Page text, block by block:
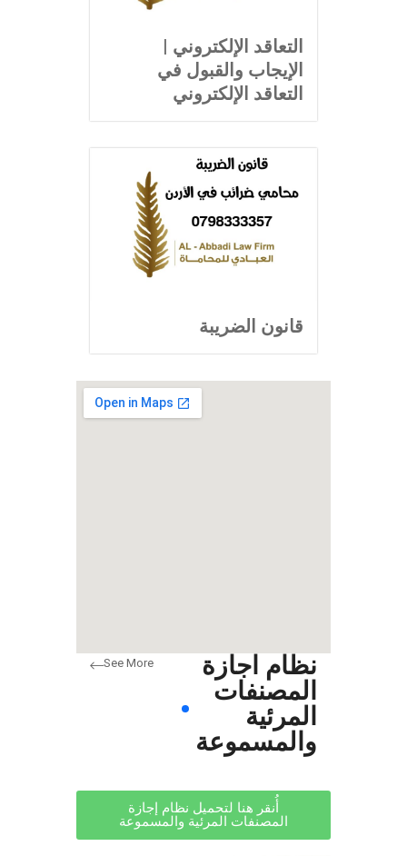
التعاقد الإلكتروني |
الإيجاب والقبول في
التعاقد الإلكتروني
قانون الضريبة
نظام اجازة
المصنفات
المرئية
والمسموعة
See More
أُنقر هنا لتحميل نظام إجازة
المصنفات المرئية والمسموعة